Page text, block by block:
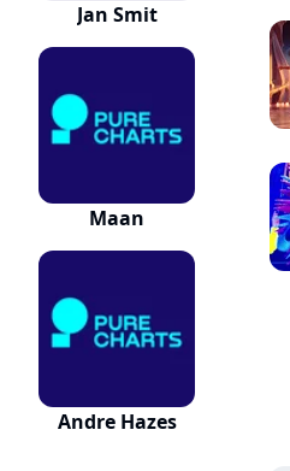
Jan Smit
Maan
Andre Hazes